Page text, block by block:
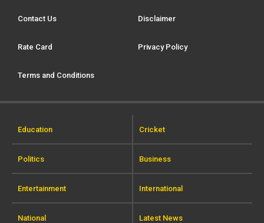
Contact Us Disclaimer
Rate Card Privacy Policy
Terms and Conditions
Education Cricket
Politics Business
Entertainment International
National Latest News